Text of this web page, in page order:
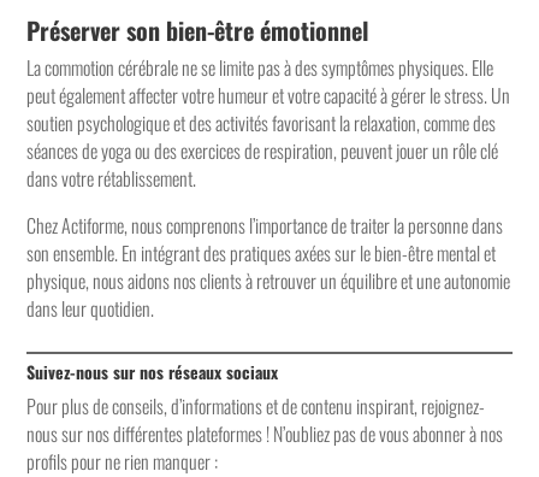
Préserver son bien-être émotionnel
La commotion cérébrale ne se limite pas à des symptômes physiques. Elle
peut également affecter votre humeur et votre capacité à gérer le stress. Un
soutien psychologique et des activités favorisant la relaxation, comme des
séances de yoga ou des exercices de respiration, peuvent jouer un rôle clé
dans votre rétablissement.
Chez Actiforme, nous comprenons l’importance de traiter la personne dans
son ensemble. En intégrant des pratiques axées sur le bien-être mental et
physique, nous aidons nos clients à retrouver un équilibre et une autonomie
dans leur quotidien.
Suivez-nous sur nos réseaux sociaux
Pour plus de conseils, d’informations et de contenu inspirant, rejoignez-
nous sur nos différentes plateformes ! N’oubliez pas de vous abonner à nos
profils pour ne rien manquer :